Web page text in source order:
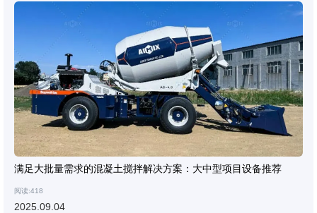
满足大批量需求的混凝土搅拌解决方案：大中型项目设备推荐
阅读:418
2025.09.04